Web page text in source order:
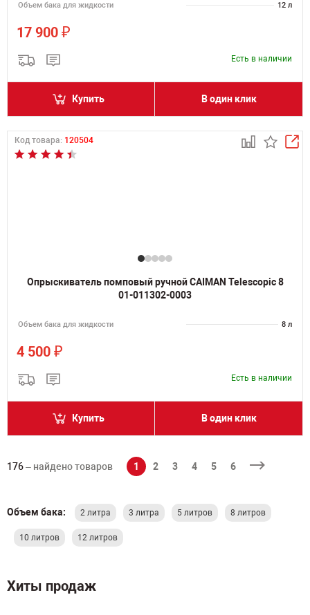
Объем бака для жидкости 12 л
17 900 ₽
Есть в наличии
Купить В один клик
Код товара: 120504
Опрыскиватель помповый ручной CAIMAN Telescopic 8
01-011302-0003
Объем бака для жидкости 8 л
4 500 ₽
Есть в наличии
Купить В один клик
176– найдено товаров 1 2 3 4 5 6
Объем бака: 2 литра 3 литра 5 литров 8 литров
10 литров 12 литров
Хиты продаж